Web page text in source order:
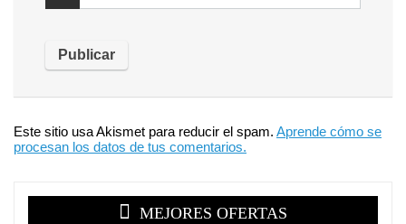
Este sitio usa Akismet para reducir el spam. Aprende cómo se
procesan los datos de tus comentarios.
MEJORES OFERTAS